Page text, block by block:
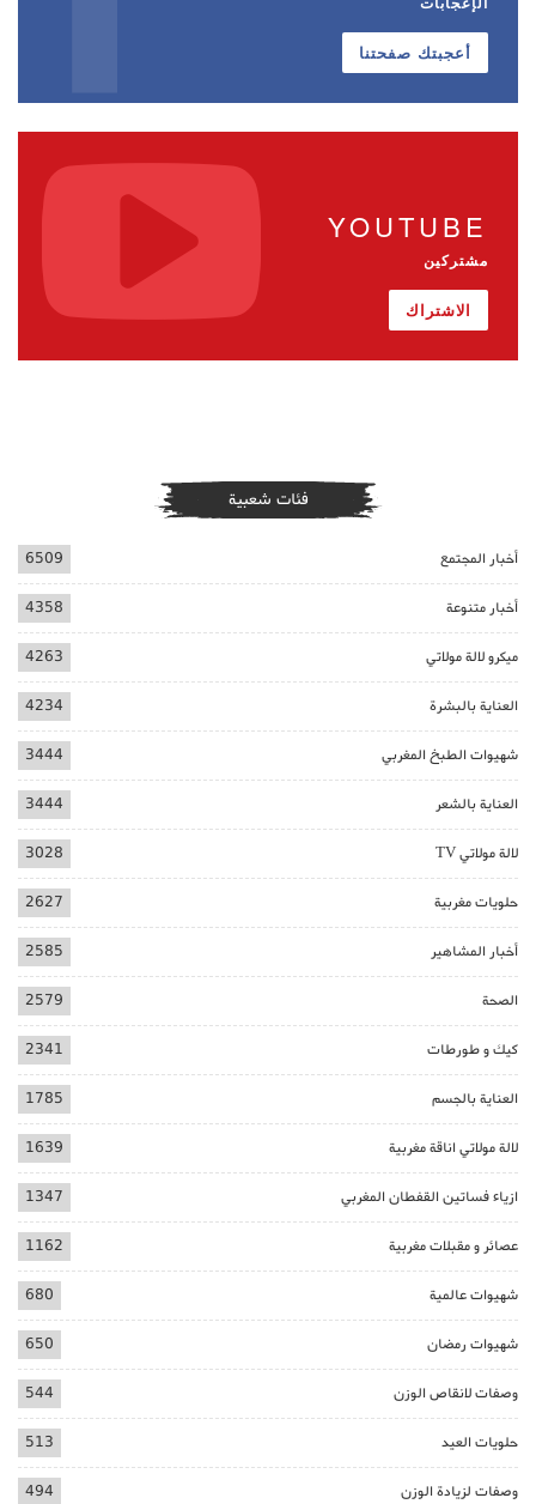
أعجبتك صفحتنا
YOUTUBE
مشتركين
الاشتراك
فئات شعبية
أخبار المجتمع 6509
أخبار متنوعة 4358
ميكرو لالة مولاتي 4263
العناية بالبشرة 4234
شهيوات الطبخ المغربي 3444
العناية بالشعر 3444
لالة مولاتي TV 3028
حلويات مغربية 2627
أخبار المشاهير 2585
الصحة 2579
كيك و طورطات 2341
العناية بالجسم 1785
لالة مولاتي اناقة مغربية 1639
ازياء فساتين القفطان المغربي 1347
عصائر و مقبلات مغربية 1162
شهيوات عالمية 680
شهيوات رمضان 650
وصفات لانقاص الوزن 544
حلويات العيد 513
وصفات لزيادة الوزن 494